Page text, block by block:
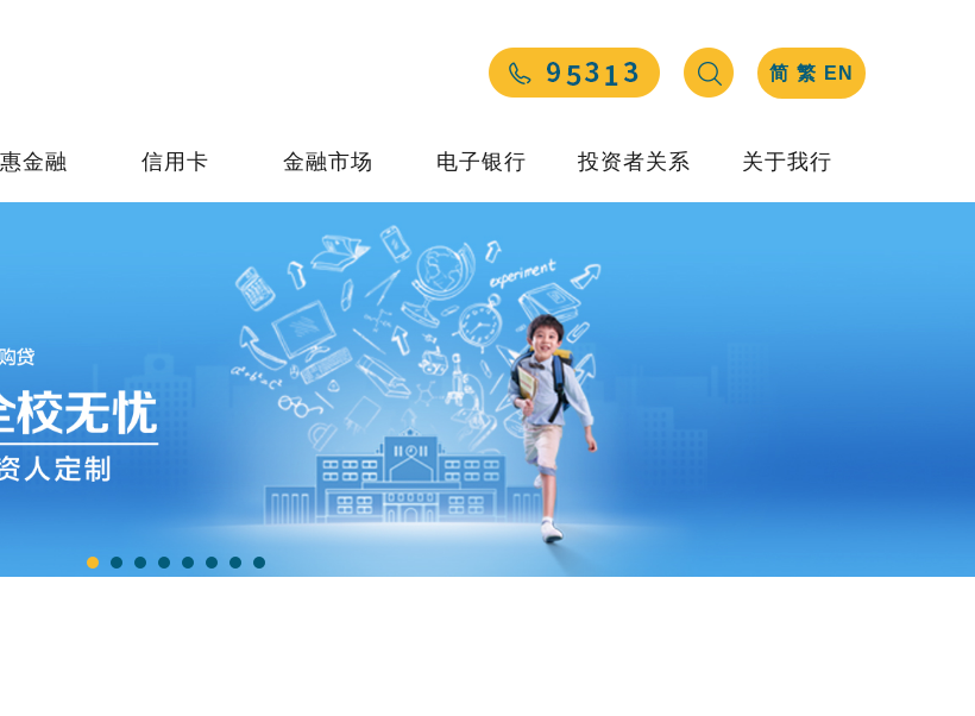
简 繁 EN
金融 信用卡 金融市场 电子银行 投资者关系 关于我行